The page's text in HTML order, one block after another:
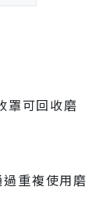
罩可回收磨
重複使用磨